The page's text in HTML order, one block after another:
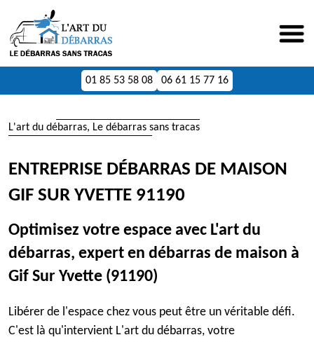
01 85 53 58 08 06 61 15 77 16
L'art du débarras, Le débarras sans tracas
ENTREPRISE DÉBARRAS DE MAISON
GIF SUR YVETTE 91190
Optimisez votre espace avec L'art du
débarras, expert en débarras de maison à
Gif Sur Yvette (91190)
Libérer de l'espace chez vous peut être un véritable défi.
C'est là qu'intervient L'art du débarras, votre